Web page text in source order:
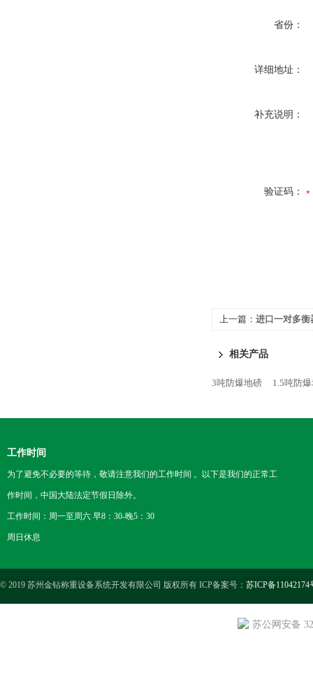
省份：
详细地址：
补充说明：
验证码：
上一篇： 进口一对多衡
相关产品
3吨防爆地磅 1.5吨防
工作时间
为了避免不必要的等待，敬请注意我们的工作时间 。以下是我们的正常工
作时间，中国大陆法定节假日除外。
工作时间：周一至周六 早8：30-晚5：30
周日休息
© 2019 苏州金钻称重设备系统开发有限公司 版权所有 ICP备案号： 苏ICP备11042174
苏公网安备